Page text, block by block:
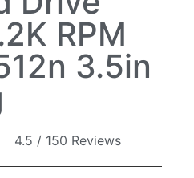
RPM
3.5in
4.5 / 150 Reviews